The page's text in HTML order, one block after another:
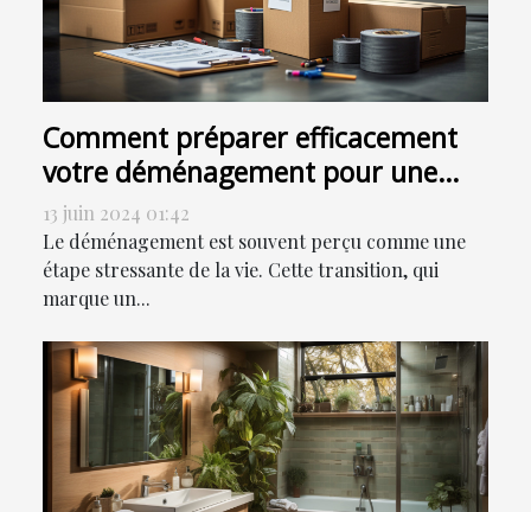
Comment préparer efficacement
votre déménagement pour une
transition en douceur
13 juin 2024 01:42
Le déménagement est souvent perçu comme une
étape stressante de la vie. Cette transition, qui
marque un...